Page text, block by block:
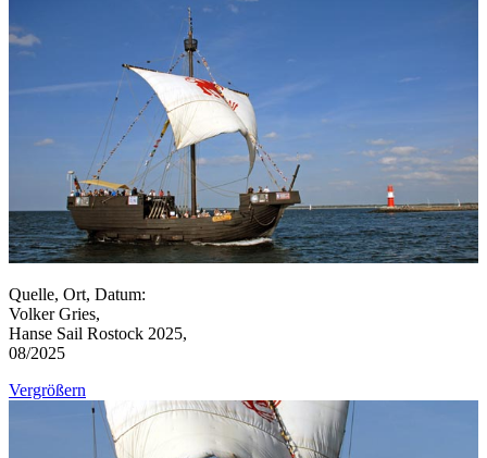
Quelle, Ort, Datum:
Volker Gries,
Hanse Sail Rostock 2025,
08/2025
Vergrößern